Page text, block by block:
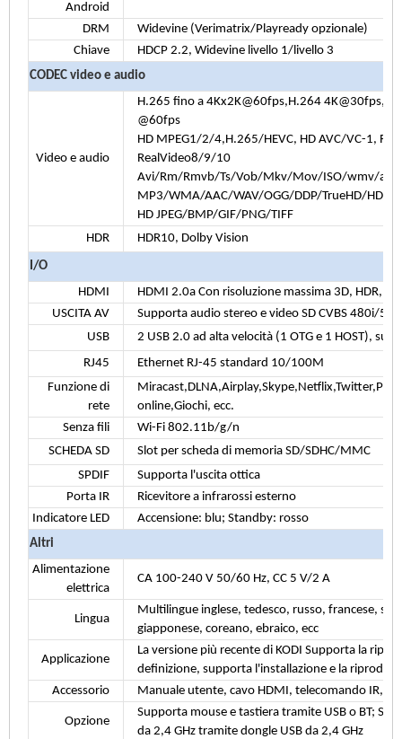
Android
DRM
Widevine (Verimatrix/Playready opzionale)
Chiave
HDCP 2.2, Widevine livello 1/livello 3
CODEC video e audio
Video e audio
H.265 fino a 4Kx2K@60fps,H.264 4K@30fps,
@60fps
HD MPEG1/2/4,H.265/HEVC, HD AVC/VC-1,
RealVideo8/9/10
Avi/Rm/Rmvb/Ts/Vob/Mkv/Mov/ISO/wmv/
MP3/WMA/AAC/WAV/OGG/DDP/TrueHD/HD/
HD JPEG/BMP/GIF/PNG/TIFF
HDR
HDR10, Dolby Vision
I/O
HDMI
HDMI 2.0a Con risoluzione massima 3D, HDR,
USCITA AV
Supporta audio stereo e video SD CVBS 480i/
USB
2 USB 2.0 ad alta velocità (1 OTG e 1 HOST),
RJ45
Ethernet RJ-45 standard 10/100M
Funzione di
rete
online,Giochi, ecc.
Senza fili
Wi-Fi 802.11b/g/n
SCHEDA SD
Slot per scheda di memoria SD/SDHC/MMC
SPDIF
Supporta l'uscita ottica
Porta IR
Ricevitore a infrarossi esterno
Indicatore LED
Accensione: blu; Standby: rosso
Altri
Alimentazione
elettrica
CA 100-240 V 50/60 Hz, CC 5 V/2 A
Lingua
Multilingue inglese, tedesco, russo, francese,
giapponese, coreano, ebraico, ecc
Applicazione
La versione più recente di KODI Supporta la
definizione, supporta l'installazione e la
Accessorio
Manuale utente, cavo HDMI, telecomando IR,
Opzione
Supporta mouse e tastiera tramite USB o BT;
da 2,4 GHz tramite dongle USB da 2,4 GHz